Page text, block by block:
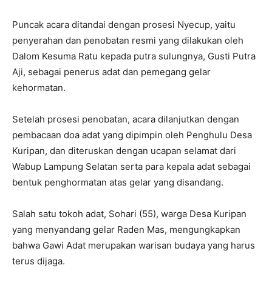
Puncak acara ditandai dengan prosesi Nyecup, yaitu
penyerahan dan penobatan resmi yang dilakukan oleh
Dalom Kesuma Ratu kepada putra sulungnya, Gusti Putra
Aji, sebagai penerus adat dan pemegang gelar
kehormatan.
Setelah prosesi penobatan, acara dilanjutkan dengan
pembacaan doa adat yang dipimpin oleh Penghulu Desa
Kuripan, dan diteruskan dengan ucapan selamat dari
Wabup Lampung Selatan serta para kepala adat sebagai
bentuk penghormatan atas gelar yang disandang.
Salah satu tokoh adat, Sohari (55), warga Desa Kuripan
yang menyandang gelar Raden Mas, mengungkapkan
bahwa Gawi Adat merupakan warisan budaya yang harus
terus dijaga.